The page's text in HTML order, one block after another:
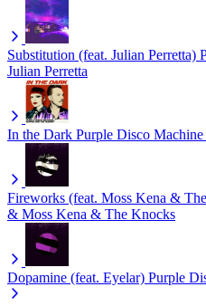
Substitution (feat. Julian Perretta)
Julian Perretta
In the Dark Purple Disco
Fireworks (feat. Moss Kena &
& Moss Kena & The Knocks
Dopamine (feat. Eyelar) Purple